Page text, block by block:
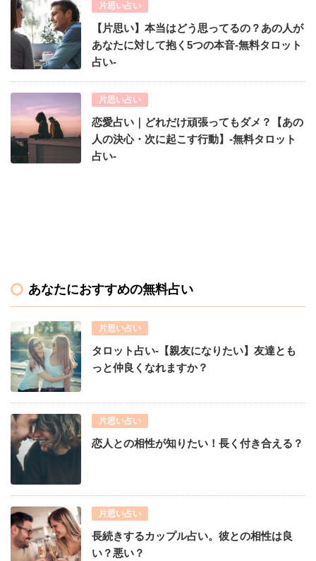
片思い占い
【片思い】本当はどう思ってるの？あの人が
あなたに対して抱く5つの本音-無料タロット
占い-
片思い占い
恋愛占い｜どれだけ頑張ってもダメ？【あの
人の決心・次に起こす行動】-無料タロット
占い-
あなたにおすすめの無料占い
片思い占い
タロット占い-【親友になりたい】友達とも
っと仲良くなれますか？
片思い占い
恋人との相性が知りたい！長く付き合える？
片思い占い
長続きするカップル占い。彼との相性は良
い？悪い？